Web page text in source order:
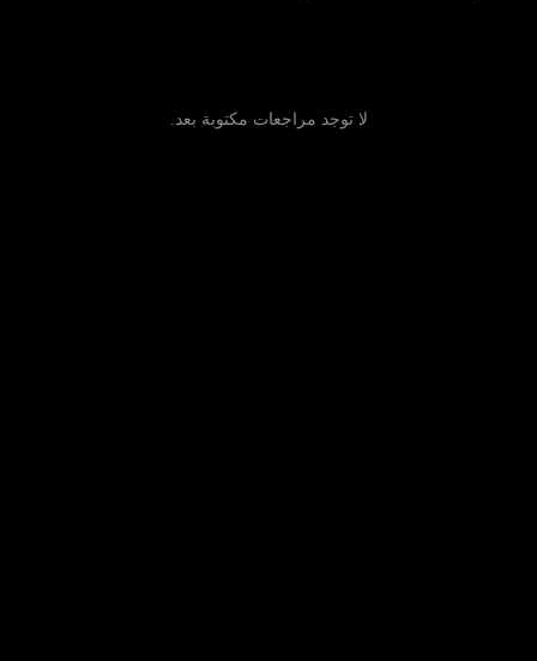
لا توجد مراجعات مكتوبة بعد.